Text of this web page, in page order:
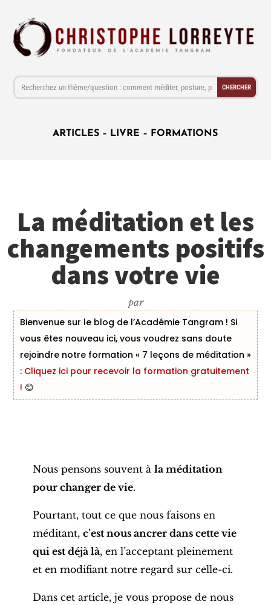
ARTICLES – LIVRE – FORMATIONS
La méditation et les
changements positifs
dans votre vie
par
Bienvenue sur le blog de l’Académie Tangram ! Si
vous êtes nouveau ici, vous voudrez sans doute
rejoindre notre formation « 7 leçons de méditation »
:Cliquez ici pour recevoir la formation gratuitement
! 😊
Nous pensons souvent à la méditation
pour changer de vie.
Pourtant, tout ce que nous faisons en
méditant, c’est nous ancrer dans cette vie
qui est déjà là, en l’acceptant pleinement
et en modifiant notre regard sur celle-ci.
Dans cet article, je vous propose de nous